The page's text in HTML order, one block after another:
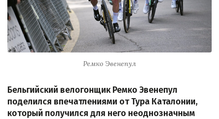
Ремко Эвенепул
Бельгийский велогонщик Ремко Эвенепул
поделился впечатлениями от Тура Каталонии,
который получился для него неоднозначным